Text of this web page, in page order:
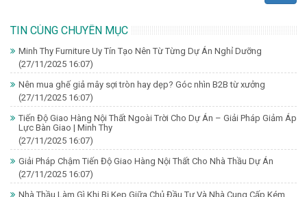
TIN CÙNG CHUYÊN MỤC
Minh Thy Furniture Uy Tín Tạo Nên Từ Từng Dự Án Nghỉ Dưỡng
(27/11/2025 16:07)
Nên mua ghế giả mây sợi tròn hay dẹp? Góc nhìn B2B từ xưởng
(27/11/2025 16:07)
Tiến Độ Giao Hàng Nội Thất Ngoài Trời Cho Dự Án – Giải Pháp Giảm Áp
Lực Bàn Giao | Minh Thy
(27/11/2025 16:07)
Giải Pháp Chậm Tiến Độ Giao Hàng Nội Thất Cho Nhà Thầu Dự Án
(27/11/2025 16:07)
Nhà Thầu Làm Gì Khi Bị Kẹp Giữa Chủ Đầu Tư Và Nhà Cung Cấp Kém